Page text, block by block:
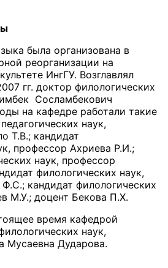
была организована в
реорганизации на
ИнгГУ. Возглавлял
гг. доктор филологических
Сосламбекович
на кафедре работали такие
наук,
Т.В.; кандидат
профессор Ахриева Р.И.;
наук, профессор
филологических наук,
кандидат филологических
М.У.; доцент Бекова П.Х.
время кафедрой
наук,
Мусаевна Дударова.